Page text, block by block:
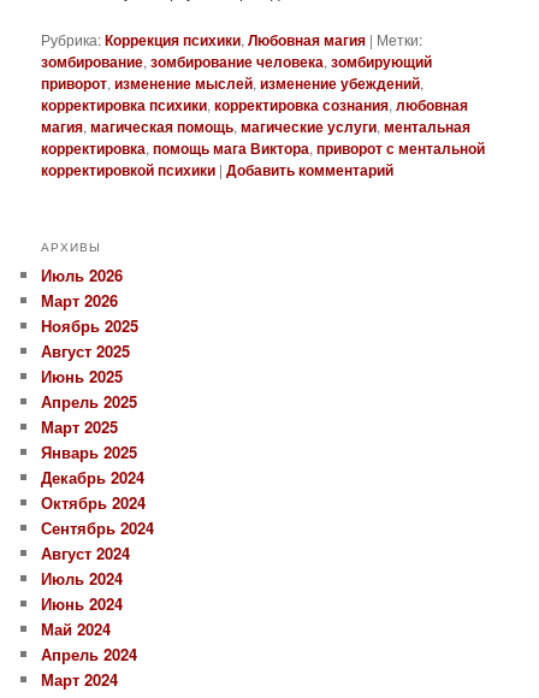
Рубрика:Коррекция психики,Любовная магия | Метки:
зомбирование,зомбирование человека,зомбирующий
приворот,изменение мыслей,изменение убеждений,
корректировка психики,корректировка сознания,любовная
магия,магическая помощь,магические услуги,ментальная
корректировка,помощь мага Виктора,приворот с ментальной
корректировкой психики |Добавить комментарий
АРХИВЫ
Июль 2026
Март 2026
Ноябрь 2025
Август 2025
Июнь 2025
Апрель 2025
Март 2025
Январь 2025
Декабрь 2024
Октябрь 2024
Сентябрь 2024
Август 2024
Июль 2024
Июнь 2024
Май 2024
Апрель 2024
Март 2024